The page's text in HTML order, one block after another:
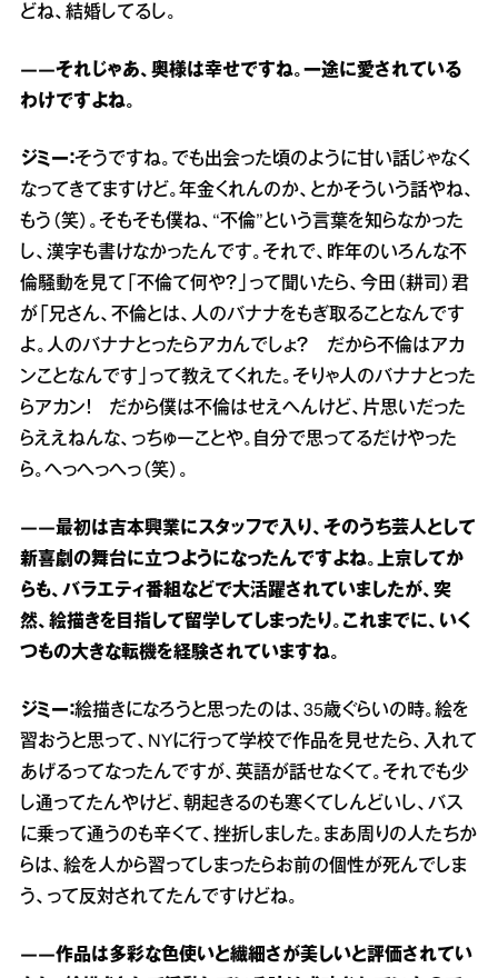
どね、結婚してるし。
――それじゃあ、奥様は幸せですね。一途に愛されている
わけですよね。
ジミー：そうですね。でも出会った頃のように甘い話じゃなく
なってきてますけど。年金くれんのか、とかそういう話やね、
もう（笑）。そもそも僕ね、“不倫”という言葉を知らなかった
し、漢字も書けなかったんです。それで、昨年のいろんな不
倫騒動を見て「不倫て何や？」って聞いたら、今田（耕司）君
が「兄さん、不倫とは、人のバナナをもぎ取ることなんです
よ。人のバナナとったらアカんでしょ？ だから不倫はアカ
ンことなんです」って教えてくれた。そりゃ人のバナナとった
らアカン！ だから僕は不倫はせえへんけど、片思いだった
らええねんな、っちゅーことや。自分で思ってるだけやった
ら。へっへっへっ（笑）。
――最初は吉本興業にスタッフで入り、そのうち芸人として
新喜劇の舞台に立つようになったんですよね。上京してか
らも、バラエティ番組などで大活躍されていましたが、突
然、絵描きを目指して留学してしまったり。これまでに、いく
つもの大きな転機を経験されていますね。
ジミー：絵描きになろうと思ったのは、35歳ぐらいの時。絵を
習おうと思って、NYに行って学校で作品を見せたら、入れて
あげるってなったんですが、英語が話せなくて。それでも少
し通ってたんやけど、朝起きるのも寒くてしんどいし、バス
に乗って通うのも辛くて、挫折しました。まあ周りの人たちか
らは、絵を人から習ってしまったらお前の個性が死んでしま
う、って反対されてたんですけどね。
――作品は多彩な色使いと繊細さが美しいと評価されてい